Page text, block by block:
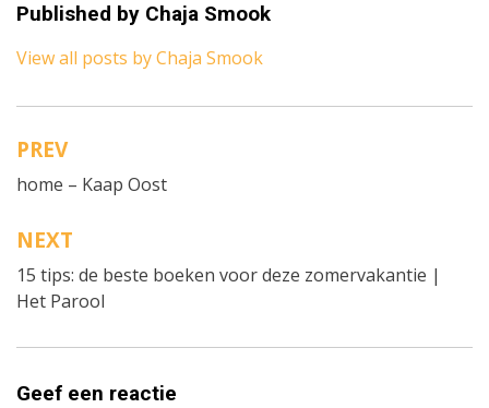
Published by Chaja Smook
View all posts by Chaja Smook
Bericht
navigatie
PREV
home – Kaap Oost
NEXT
15 tips: de beste boeken voor deze zomervakantie |
Het Parool
Geef een reactie